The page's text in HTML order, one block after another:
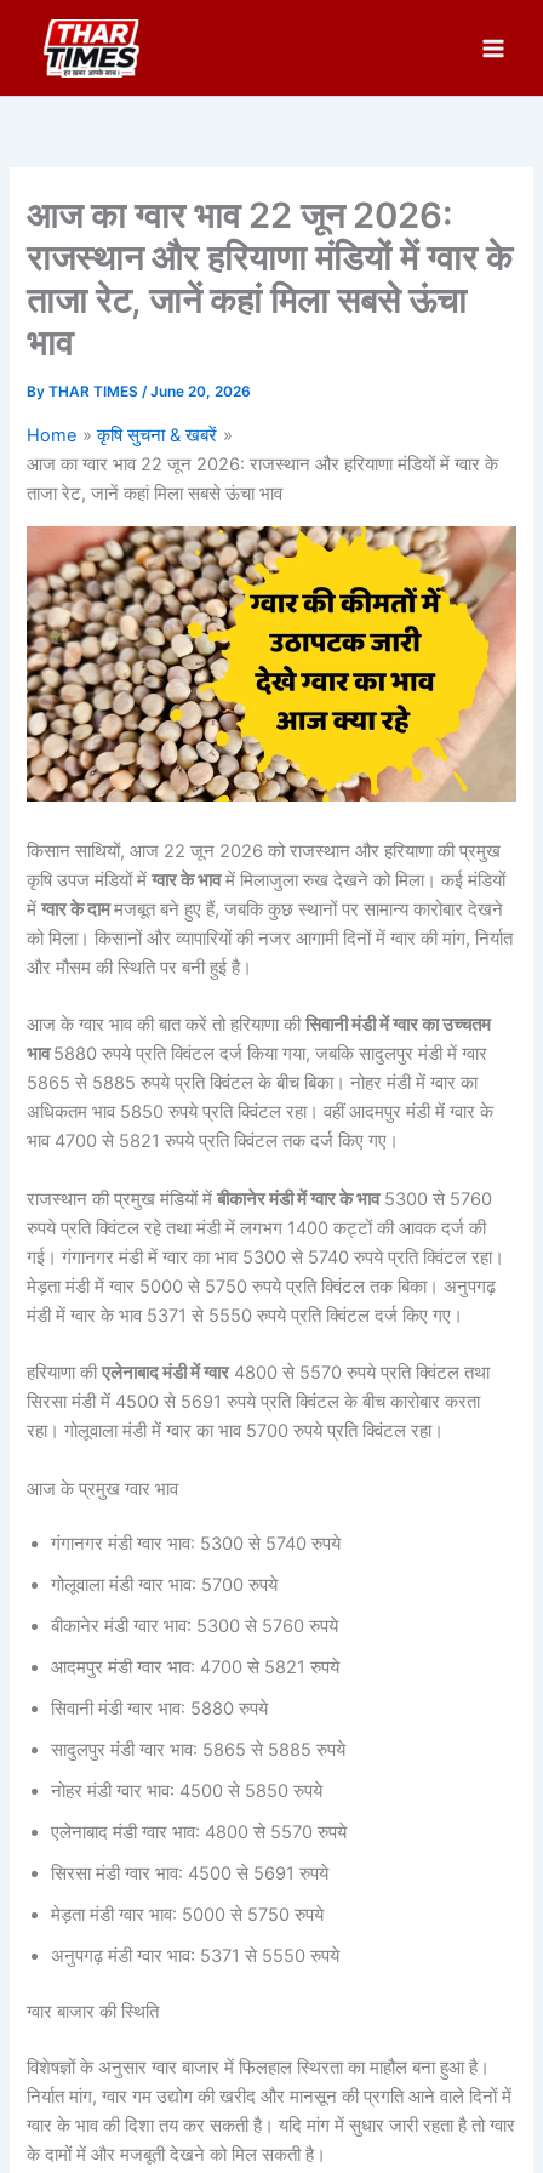
content
आज का ग्वार भाव 22 जून 2026:
राजस्थान और हरियाणा मंडियों में ग्वार के
ताजा रेट, जानें कहां मिला सबसे ऊंचा
भाव
ByTHAR TIMES/June 20, 2026
Home
कृषि सुचना & खबरें
आज का ग्वार भाव 22 जून 2026: राजस्थान और हरियाणा मंडियों में ग्वार के
ताजा रेट, जानें कहां मिला सबसे ऊंचा भाव
किसान साथियों, आज 22 जून 2026 को राजस्थान और हरियाणा की प्रमुख
कृषि उपज मंडियों मेंग्वार के भावमें मिलाजुला रुख देखने को मिला। कई मंडियों
मेंग्वार के दाममजबूत बने हुए हैं, जबकि कुछ स्थानों पर सामान्य कारोबार देखने
को मिला। किसानों और व्यापारियों की नजर आगामी दिनों में ग्वार की मांग, निर्यात
और मौसम की स्थिति पर बनी हुई है।
आज के ग्वार भाव की बात करें तो हरियाणा कीसिवानी मंडी में ग्वार का उच्चतम
भाव5880 रुपये प्रति क्विंटल दर्ज किया गया, जबकि सादुलपुर मंडी में ग्वार
5865 से 5885 रुपये प्रति क्विंटल के बीच बिका। नोहर मंडी में ग्वार का
अधिकतम भाव 5850 रुपये प्रति क्विंटल रहा। वहीं आदमपुर मंडी में ग्वार के
भाव 4700 से 5821 रुपये प्रति क्विंटल तक दर्ज किए गए।
राजस्थान की प्रमुख मंडियों मेंबीकानेर मंडी में ग्वार के भाव5300 से 5760
रुपये प्रति क्विंटल रहे तथा मंडी में लगभग 1400 कट्टों की आवक दर्ज की
गई। गंगानगर मंडी में ग्वार का भाव 5300 से 5740 रुपये प्रति क्विंटल रहा।
मेड़ता मंडी में ग्वार 5000 से 5750 रुपये प्रति क्विंटल तक बिका। अनुपगढ़
मंडी में ग्वार के भाव 5371 से 5550 रुपये प्रति क्विंटल दर्ज किए गए।
हरियाणा कीएलेनाबाद मंडी में ग्वार4800 से 5570 रुपये प्रति क्विंटल तथा
सिरसा मंडी में 4500 से 5691 रुपये प्रति क्विंटल के बीच कारोबार करता
रहा। गोलूवाला मंडी में ग्वार का भाव 5700 रुपये प्रति क्विंटल रहा।
आज के प्रमुख ग्वार भाव
गंगानगर मंडी ग्वार भाव: 5300 से 5740 रुपये
गोलूवाला मंडी ग्वार भाव: 5700 रुपये
बीकानेर मंडी ग्वार भाव: 5300 से 5760 रुपये
आदमपुर मंडी ग्वार भाव: 4700 से 5821 रुपये
सिवानी मंडी ग्वार भाव: 5880 रुपये
सादुलपुर मंडी ग्वार भाव: 5865 से 5885 रुपये
नोहर मंडी ग्वार भाव: 4500 से 5850 रुपये
एलेनाबाद मंडी ग्वार भाव: 4800 से 5570 रुपये
सिरसा मंडी ग्वार भाव: 4500 से 5691 रुपये
मेड़ता मंडी ग्वार भाव: 5000 से 5750 रुपये
अनुपगढ़ मंडी ग्वार भाव: 5371 से 5550 रुपये
ग्वार बाजार की स्थिति
विशेषज्ञों के अनुसार ग्वार बाजार में फिलहाल स्थिरता का माहौल बना हुआ है।
निर्यात मांग, ग्वार गम उद्योग की खरीद और मानसून की प्रगति आने वाले दिनों में
ग्वार के भाव की दिशा तय कर सकती है। यदि मांग में सुधार जारी रहता है तो ग्वार
के दामों में और मजबूती देखने को मिल सकती है।